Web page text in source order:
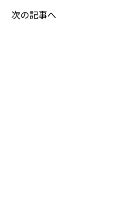
次の記事へ